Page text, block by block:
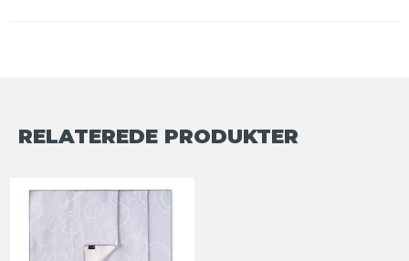
RELATEREDE PRODUKTER